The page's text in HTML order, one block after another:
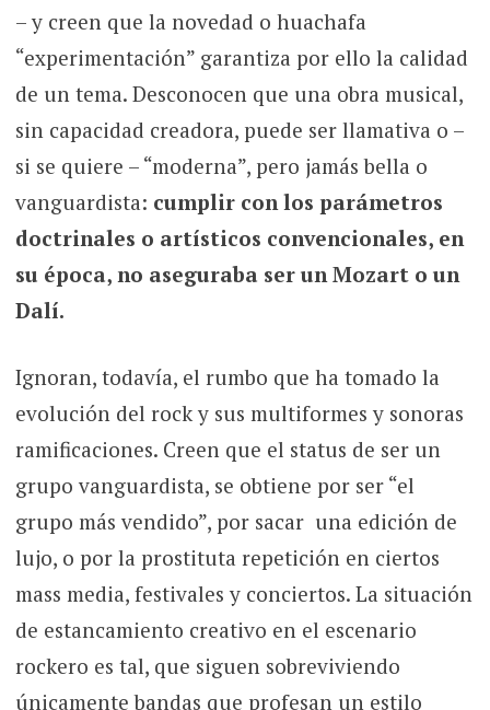
– y creen que la novedad o huachafa
“experimentación” garantiza por ello la calidad
de un tema. Desconocen que una obra musical,
sin capacidad creadora, puede ser llamativa o –
si se quiere – “moderna”, pero jamás bella o
vanguardista: cumplir con los parámetros
doctrinales o artísticos convencionales, en
su época, no aseguraba ser un Mozart o un
Dalí.
Ignoran, todavía, el rumbo que ha tomado la
evolución del rock y sus multiformes y sonoras
ramificaciones. Creen que el status de ser un
grupo vanguardista, se obtiene por ser “el
grupo más vendido”, por sacar una edición de
lujo, o por la prostituta repetición en ciertos
mass media, festivales y conciertos. La situación
de estancamiento creativo en el escenario
rockero es tal, que siguen sobreviviendo
únicamente bandas que profesan un estilo